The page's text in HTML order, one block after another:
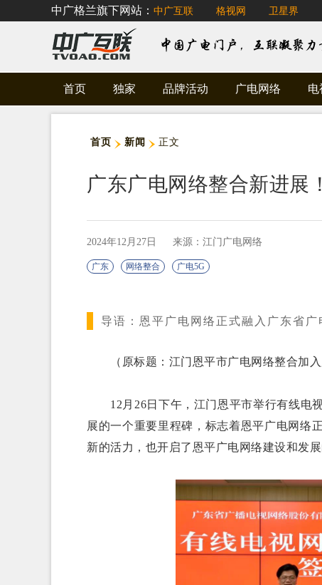
中广格兰旗下网站： 中广互联 格视网 卫星界
首页 独家 品牌活动 广电网络 电
首页 新闻 正文
广东广电网络整合新进展！
2024年12月27日 来源：江门广电网络
广东 网络整合 广电5G
导语： 恩平广电网络正式融入广东省广
（原标题：江门恩平市广电网络整合加入
12月26日下午，江门恩平市举行有线电视
展的一个重要里程碑，标志着恩平广电网络
新的活力，也开启了恩平广电网络建设和发展